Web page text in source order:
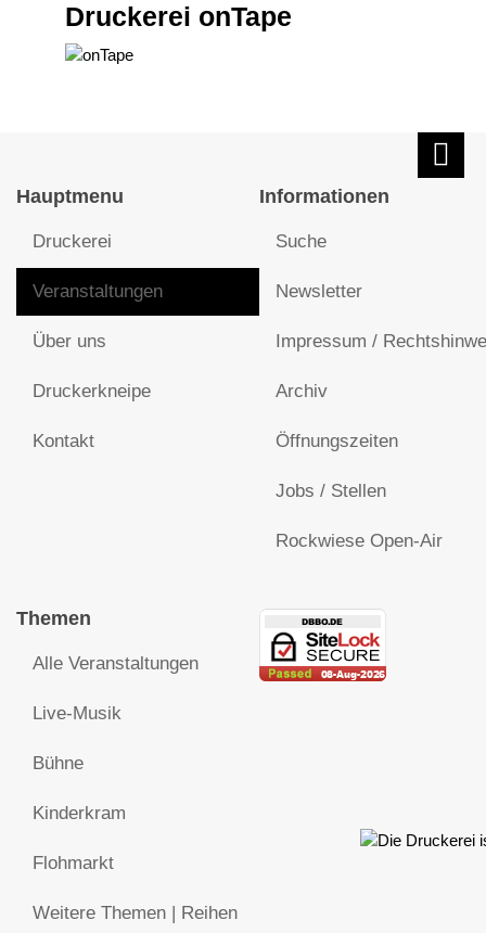
Druckerei onTape
Hauptmenu
Druckerei
Veranstaltungen
Über uns
Druckerkneipe
Kontakt
Informationen
Suche
Newsletter
Impressum /
Archiv
Öffnungszeiten
Jobs / Stellen
Rockwiese Open-Air
Themen
Alle Veranstaltungen
Live-Musik
Bühne
Kinderkram
Flohmarkt
Weitere Themen | Reihen